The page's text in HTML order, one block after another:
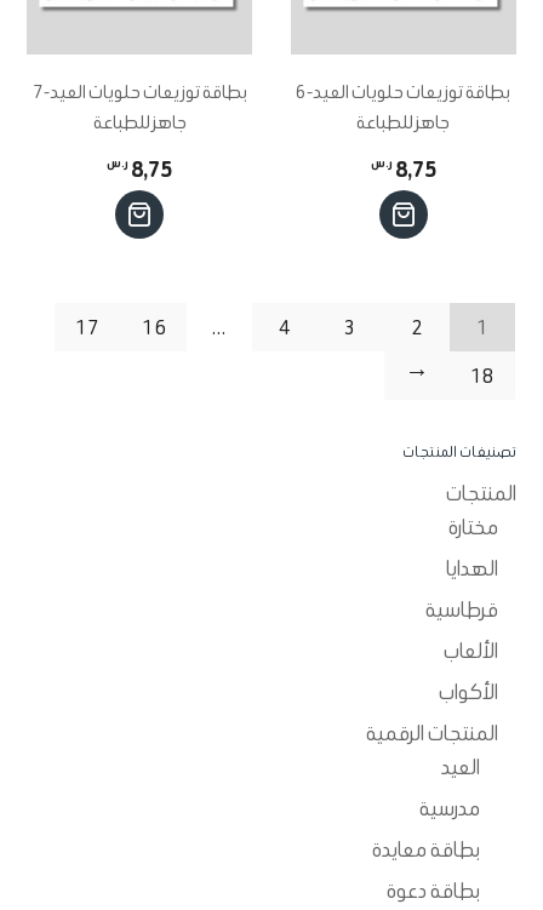
بطاقة توزيعات حلويات العيد-6
جاهز للطباعة
8,75 ر.س
بطاقة توزيعات حلويات العيد-7
جاهز للطباعة
8,75 ر.س
1
2
3
4
…
16
17
18
←
تصنيفات المنتجات
المنتجات
مختارة
الهدايا
قرطاسية
الألعاب
الأكواب
المنتجات الرقمية
العيد
مدرسية
بطاقة معايدة
بطاقة دعوة